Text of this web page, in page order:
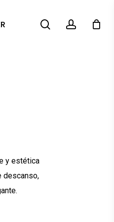
searchaccount
y estética
descanso,